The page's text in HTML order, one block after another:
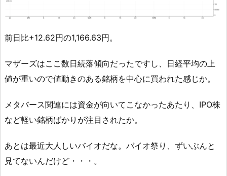
前日比+12.62円の1,166.63円。
マザーズはここ数日続落傾向だったですし、日経平均の上
値が重いので値動きのある銘柄を中心に買われた感じか。
メタバース関連には資金が向いてこなかったあたり、IPO株
など軽い銘柄ばかりが注目されたか。
あとは最近大人しいバイオだな。バイオ祭り、ずいぶんと
見てないんだけど・・・。